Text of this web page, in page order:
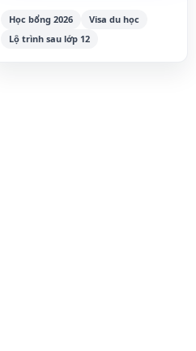
Học bổng 2026
Visa du học
Lộ trình sau lớp 12